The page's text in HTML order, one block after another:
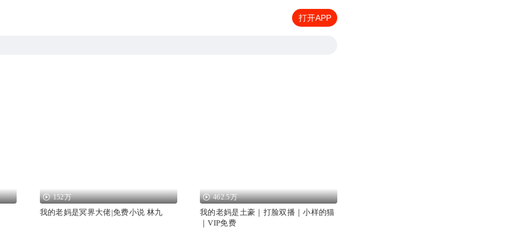
打开APP
152万
我的老妈是冥界大佬|免费小说 林九
462.5万
我的老妈是土豪｜打脸双播｜小样的猫
｜VIP免费